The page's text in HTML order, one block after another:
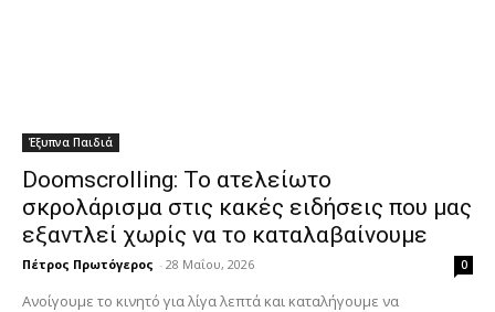
Έξυπνα Παιδιά
Doomscrolling: Το ατελείωτο
σκρολάρισμα στις κακές ειδήσεις που μας
εξαντλεί χωρίς να το καταλαβαίνουμε
Πέτρος Πρωτόγερος - 28 Μαΐου, 2026 0
Ανοίγουμε το κινητό για λίγα λεπτά και καταλήγουμε να